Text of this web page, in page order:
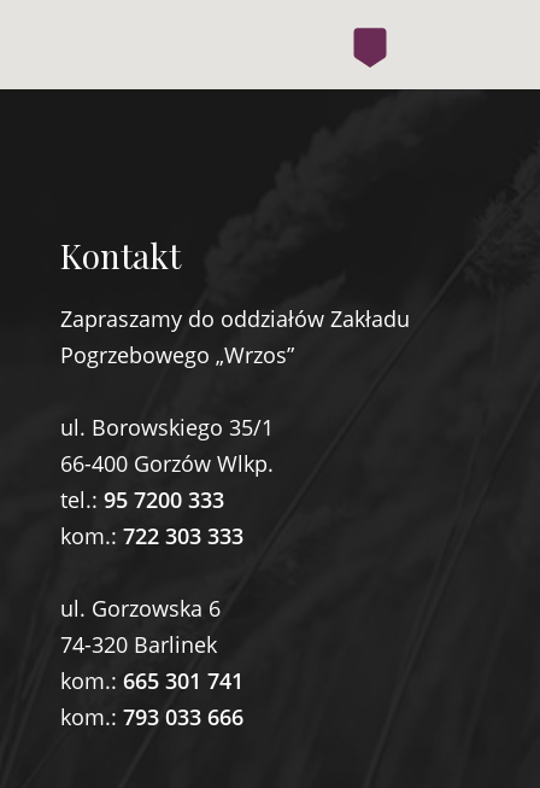
Kontakt
Zapraszamy do oddziałów Zakładu
Pogrzebowego „Wrzos”
ul. Borowskiego 35/1
66-400 Gorzów Wlkp.
tel.: 95 7200 333
kom.: 722 303 333
ul. Gorzowska 6
74-320 Barlinek
kom.: 665 301 741
kom.: 793 033 666